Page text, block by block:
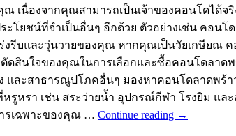
เนื่องจากคุณสามารถเป็นเจ้าของคอนโดได้จ
โยชน์ที่จำเป็นอื่นๆ อีกด้วย ตัวอย่างเช่น คอน
งรีบและวุ่นวายของคุณ หากคุณเป็นวัยเกษีย
ดสินใจของคุณในการเลือกและซื้อคอนโดลา
และสาธารณูปโภคอื่นๆ มองหาคอนโดลาดพร้
หรา เช่น สระว่ายน้ำ อุปกรณ์กีฬา โรงยิม แ
รเฉพาะของคุณ … Continue reading →